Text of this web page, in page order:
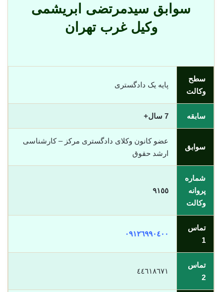
سوابق سیدمرتضی ابریشمی
وکیل غرب تهران
سطح
وکالت
پایه یک دادگستری
سابقه 7 سال+
سوابق
عضو کانون وکلای دادگستری مرکز – کارشناسی
ارشد حقوق
شماره
پروانه
وکالت
٩١٥٥
تماس
1
٠٩١٢٦٩٩٠٤٠٠
تماس
2
٤٤٦١٨٦٧١